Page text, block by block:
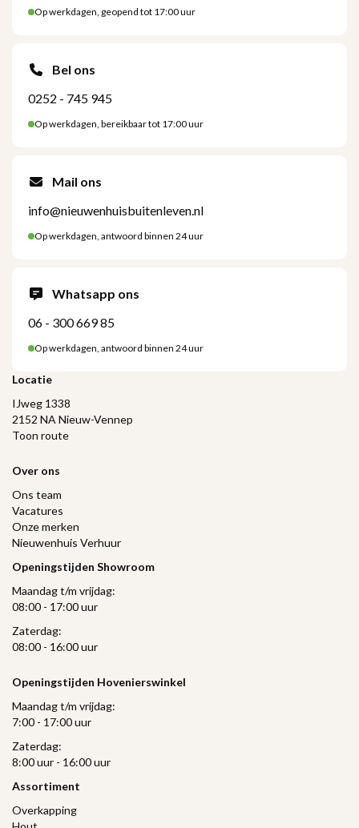
Op werkdagen, geopend tot 17:00 uur
Bel ons
0252 - 745 945
Op werkdagen, bereikbaar tot 17:00 uur
Mail ons
info@nieuwenhuisbuitenleven.nl
Op werkdagen, antwoord binnen 24 uur
Whatsapp ons
06 - 300 669 85
Op werkdagen, antwoord binnen 24 uur
Locatie
IJweg 1338
2152 NA Nieuw-Vennep
Toon route
Over ons
Ons team
Vacatures
Onze merken
Nieuwenhuis Verhuur
Openingstijden Showroom
Maandag t/m vrijdag:
08:00 - 17:00 uur
Zaterdag:
08:00 - 16:00 uur
Openingstijden Hovenierswinkel
Maandag t/m vrijdag:
7:00 - 17:00 uur
Zaterdag:
8:00 uur - 16:00 uur
Assortiment
Overkapping